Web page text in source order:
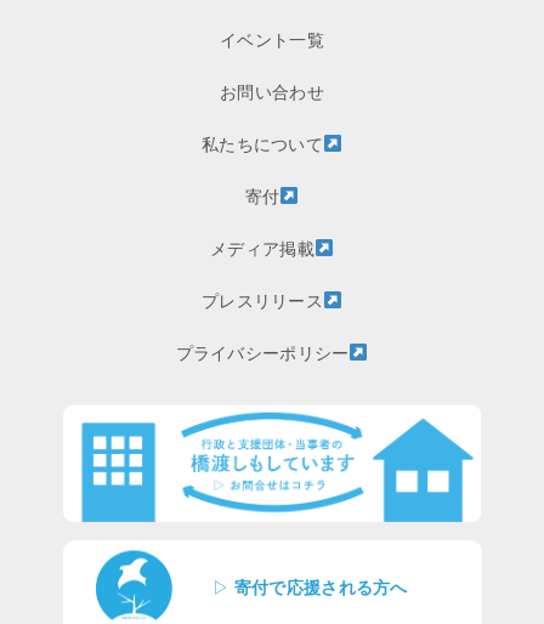
イベント一覧
お問い合わせ
私たちについて
寄付
メディア掲載
プレスリリース
プライバシーポリシー
▷ 寄付で応援される方へ